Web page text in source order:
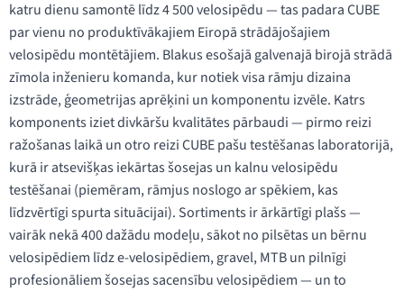
katru dienu samontē līdz 4 500 velosipēdu — tas padara CUBE
par vienu no produktīvākajiem Eiropā strādājošajiem
velosipēdu montētājiem. Blakus esošajā galvenajā birojā strādā
zīmola inženieru komanda, kur notiek visa rāmju dizaina
izstrāde, ģeometrijas aprēķini un komponentu izvēle. Katrs
komponents iziet divkāršu kvalitātes pārbaudi — pirmo reizi
ražošanas laikā un otro reizi CUBE pašu testēšanas laboratorijā,
kurā ir atsevišķas iekārtas šosejas un kalnu velosipēdu
testēšanai (piemēram, rāmjus noslogo ar spēkiem, kas
līdzvērtīgi spurta situācijai). Sortiments ir ārkārtīgi plašs —
vairāk nekā 400 dažādu modeļu, sākot no pilsētas un bērnu
velosipēdiem līdz e-velosipēdiem, gravel, MTB un pilnīgi
profesionāliem šosejas sacensību velosipēdiem — un to